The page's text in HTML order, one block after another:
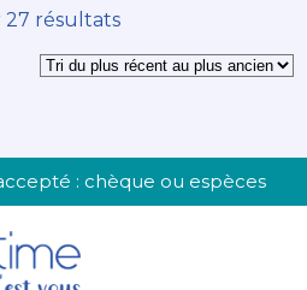
27 résultats
: chèque ou espèces